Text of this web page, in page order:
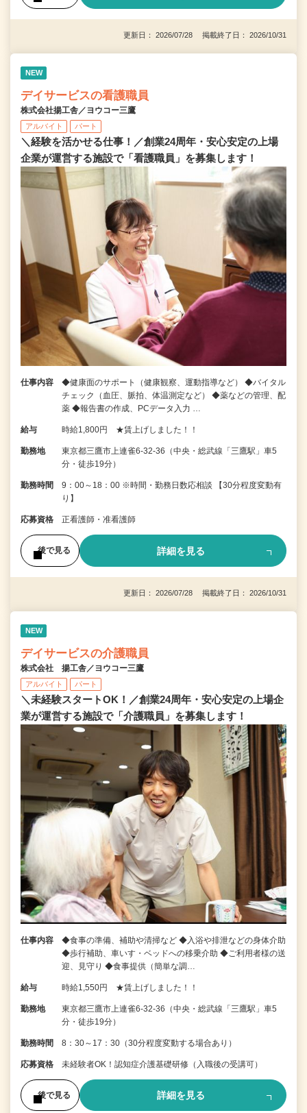
更新日： 2026/07/28 掲載終了日： 2026/10/31
NEW
デイサービスの看護職員
株式会社揚工舎／ヨウコー三鷹
アルバイト パート
＼経験を活かせる仕事！／創業24周年・安心安定の上場
企業が運営する施設で「看護職員」を募集します！
仕事内容
◆健康面のサポート（健康観察、運動指導など） ◆バイタル
チェック（血圧、脈拍、体温測定など） ◆薬などの管理、配
薬 ◆報告書の作成、PCデータ入力 …
給与 時給1,800円 ★賃上げしました！！
勤務地
東京都三鷹市上連雀6-32-36（中央・総武線「三鷹駅」車5
分・徒歩19分）
勤務時間
9：00～18：00 ※時間・勤務日数応相談 【30分程度変動有
り】
応募資格 正看護師・准看護師
後で見る 詳細を見る
更新日： 2026/07/28 掲載終了日： 2026/10/31
NEW
デイサービスの介護職員
株式会社 揚工舎／ヨウコー三鷹
アルバイト パート
＼未経験スタートOK！／創業24周年・安心安定の上場企
業が運営する施設で「介護職員」を募集します！
仕事内容
◆食事の準備、補助や清掃など ◆入浴や排泄などの身体介助
◆歩行補助、車いす・ベッドへの移乗介助 ◆ご利用者様の送
迎、見守り ◆食事提供（簡単な調…
給与 時給1,550円 ★賃上げしました！！
勤務地
東京都三鷹市上連雀6-32-36（中央・総武線「三鷹駅」車5
分・徒歩19分）
勤務時間 8：30～17：30（30分程度変動する場合あり）
応募資格 未経験者OK！認知症介護基礎研修（入職後の受講可）
後で見る 詳細を見る